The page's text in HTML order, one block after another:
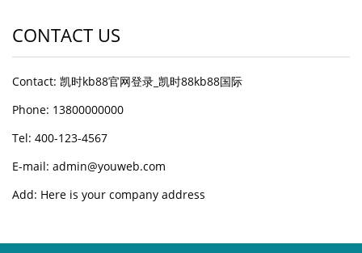
CONTACT US
Contact: 凯时kb88官网登录_凯时88kb88国际
Phone: 13800000000
Tel: 400-123-4567
E-mail: admin@youweb.com
Add: Here is your company address